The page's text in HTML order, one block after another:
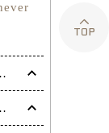
出现误差呢？
手表停走维修）
